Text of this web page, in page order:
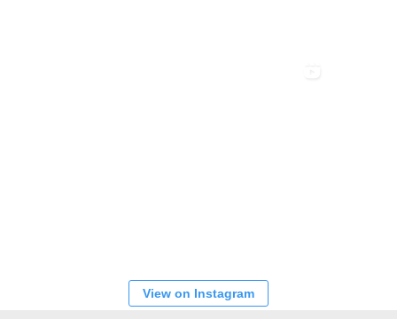
View on Instagram